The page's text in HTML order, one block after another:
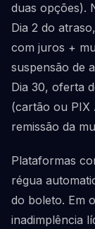
duas opções).
Dia 2 do
com juros +
suspensão de
Dia 30, oferta
(cartão ou PIX
remissão da
Plataformas
régua
do boleto. Em
inadimplência